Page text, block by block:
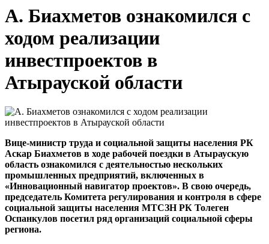
А. Биахметов ознакомился с
ходом реализации
инвестпроектов в
Атырауской области
Вице-министр труда и социальной защиты населения РК
Аскар Биахметов в ходе рабочей поездки в Атыраускую
область ознакомился с деятельностью нескольких
промышленных предприятий, включенных в
«Инновационный навигатор проектов». В свою очередь,
председатель Комитета регулирования и контроля в сфере
социальной защиты населения МТСЗН РК Толеген
Оспанкулов посетил ряд организаций социальной сферы
региона.